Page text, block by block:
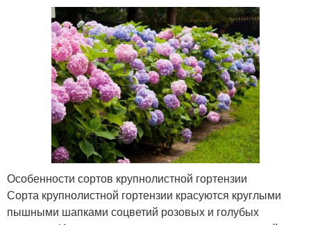
Особенности сортов крупнолистной гортензии
Сорта крупнолистной гортензии красуются круглыми
пышными шапками соцветий розовых и голубых